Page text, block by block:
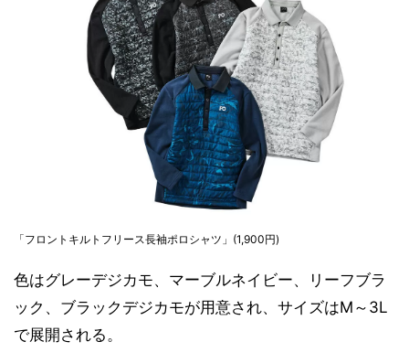
「フロントキルトフリース長袖ポロシャツ」(1,900円)
色はグレーデジカモ、マーブルネイビー、リーフブラ
ック、ブラックデジカモが用意され、サイズはM～3L
で展開される。